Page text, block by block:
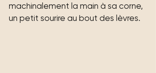
machinalement la main à sa corne,
un petit sourire au bout des lèvres.